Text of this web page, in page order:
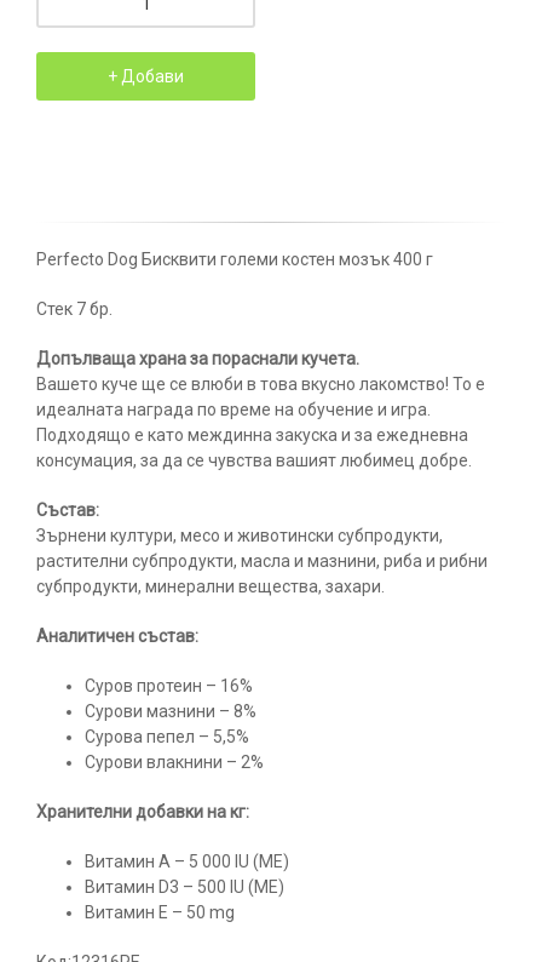
Perfecto Dog Бисквити големи костен мозък 400 г
Стек 7 бр.
Допълваща храна за пораснали кучета.
Вашето куче ще се влюби в това вкусно лакомство! То е
идеалната награда по време на обучение и игра.
Подходящо е като междинна закуска и за ежедневна
консумация, за да се чувства вашият любимец добре.
Състав:
Зърнени култури, месо и животински субпродукти,
растителни субпродукти, масла и мазнини, риба и рибни
субпродукти, минерални вещества, захари.
Аналитичен състав:
Суров протеин – 16%
Сурови мазнини – 8%
Сурова пепел – 5,5%
Сурови влакнини – 2%
Хранителни добавки на кг:
Витамин A – 5 000 IU (МЕ)
Витамин D3 – 500 IU (МЕ)
Витамин E – 50 mg